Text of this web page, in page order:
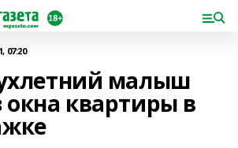
07:20
малыш
квартиры в